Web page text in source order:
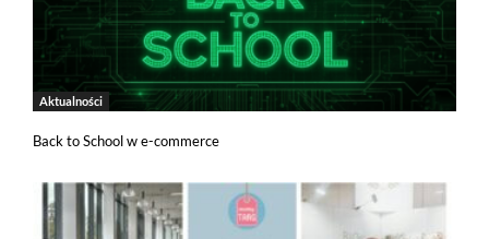
Aktualności
Back to School w e-commerce